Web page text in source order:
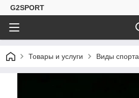
G2SPORT
Товары и услуги Виды спорта